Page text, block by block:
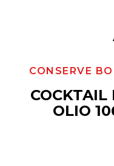
CONSERVE
COCKTAIL
OLIO